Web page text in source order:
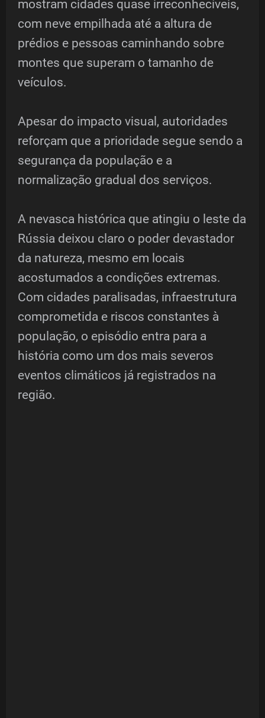
mostram cidades quase irreconhecíveis,
com neve empilhada até a altura de
prédios e pessoas caminhando sobre
montes que superam o tamanho de
veículos.
Apesar do impacto visual, autoridades
reforçam que a prioridade segue sendo a
segurança da população e a
normalização gradual dos serviços.
A nevasca histórica que atingiu o leste da
Rússia deixou claro o poder devastador
da natureza, mesmo em locais
acostumados a condições extremas.
Com cidades paralisadas, infraestrutura
comprometida e riscos constantes à
população, o episódio entra para a
história como um dos mais severos
eventos climáticos já registrados na
região.